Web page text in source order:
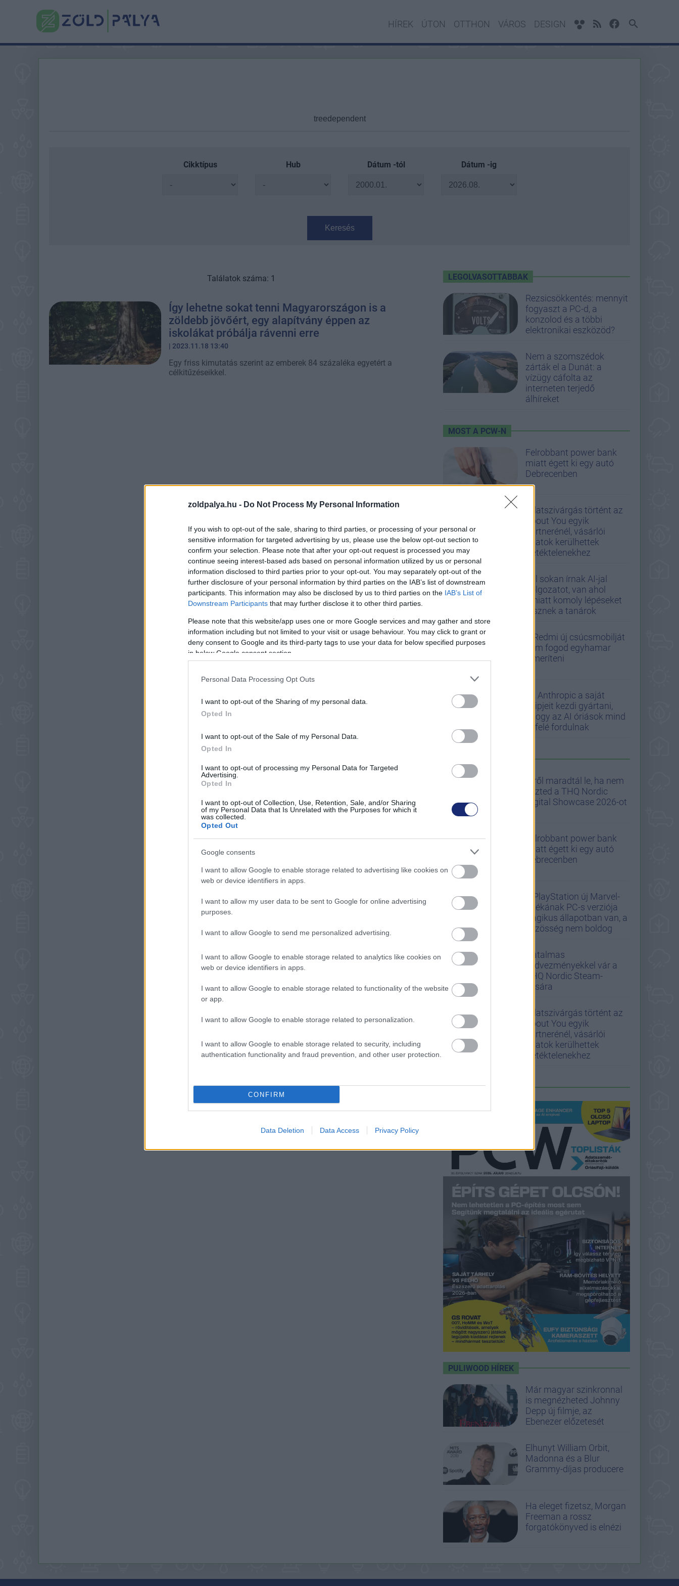
zoldpalya.hu - Do Not Process My Personal Information
If you wish to opt-out of the sale, sharing to third parties, or processing of your personal or
sensitive information for targeted advertising by us, please use the below opt-out section to
confirm your selection. Please note that after your opt-out request is processed you may
continue seeing interest-based ads based on personal information utilized by us or personal
information disclosed to third parties prior to your opt-out. You may separately opt-out of the
further disclosure of your personal information by third parties on the IAB’s list of downstream
participants. This information may also be disclosed by us to third parties on the IAB’s List of
Downstream Participants that may further disclose it to other third parties.
Please note that this website/app uses one or more Google services and may gather and store
information including but not limited to your visit or usage behaviour. You may click to grant or
deny consent to Google and its third-party tags to use your data for below specified purposes
in below Google consent section.
Personal Data Processing Opt Outs
I want to opt-out of the Sharing of my personal data.
Opted In
I want to opt-out of the Sale of my Personal Data.
Opted In
I want to opt-out of processing my Personal Data for Targeted
Advertising.
Opted In
I want to opt-out of Collection, Use, Retention, Sale, and/or Sharing
of my Personal Data that Is Unrelated with the Purposes for which it
was collected.
Opted Out
Google consents
I want to allow Google to enable storage related to advertising like cookies on
web or device identifiers in apps.
I want to allow my user data to be sent to Google for online advertising
purposes.
I want to allow Google to send me personalized advertising.
I want to allow Google to enable storage related to analytics like cookies on
web or device identifiers in apps.
I want to allow Google to enable storage related to functionality of the website
or app.
I want to allow Google to enable storage related to personalization.
I want to allow Google to enable storage related to security, including
authentication functionality and fraud prevention, and other user protection.
CONFIRM
Data Deletion Data Access Privacy Policy
HÍREK ÚTON OTTHON VÁROS DESIGN
Cikktípus Hub Dátum -tól Dátum -ig
Keresés
Találatok száma: 1
Így lehetne sokat tenni Magyarországon is a
zöldebb jövőért, egy alapítvány éppen az
iskolákat próbálja rávenni erre
| 2023.11.18 13:40
Egy friss kimutatás szerint az emberek 84 százaléka egyetért a
célkitűzéseikkel.
LEGOLVASOTTABBAK
Rezsicsökkentés: mennyit
fogyaszt a PC-d, a
konzolod és a többi
elektronikai eszközöd?
Nem a szomszédok
zárták el a Dunát: a
vízügy cáfolta az
interneten terjedő
álhíreket
MOST A PCW-N
Felrobbant power bank
miatt égett ki egy autó
Debrecenben
Adatszivárgás történt az
About You egyik
partnerénél, vásárlói
adatok kerülhettek
illetéktelenekhez
Túl sokan írnak AI-jal
dolgozatot, van ahol
emiatt komoly lépéseket
tesznek a tanárok
A Redmi új csúcsmobilját
nem fogod egyhamar
lemeríteni
Az Anthropic a saját
chipjeit kezdi gyártani,
ahogy az AI óriások mind
befelé fordulnak
Erről maradtál le, ha nem
nézted a THQ Nordic
Digital Showcase 2026-ot
Felrobbant power bank
miatt égett ki egy autó
Debrecenben
A PlayStation új Marvel-
játékának PC-s verziója
tragikus állapotban van, a
közösség nem boldog
Hatalmas
kedvezményekkel vár a
THQ Nordic Steam-
vására
Adatszivárgás történt az
About You egyik
partnerénél, vásárlói
adatok kerülhettek
illetéktelenekhez
LEGFRISSEBB PCW
PULIWOOD HÍREK
Már magyar szinkronnal
is megnézheted Johnny
Depp új filmje, az
Ebenezer előzetesét
Elhunyt William Orbit,
Madonna és a Blur
Grammy-díjas producere
Ha eleget fizetsz, Morgan
Freeman a rossz
forgatókönyved is elnézi